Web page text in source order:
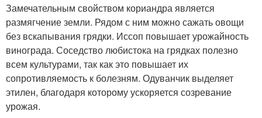
Замечательным свойством кориандра является
размягчение земли. Рядом с ним можно сажать овощи
без вскапывания грядки. Иссоп повышает урожайность
винограда. Соседство любистока на грядках полезно
всем культурами, так как это повышает их
сопротивляемость к болезням. Одуванчик выделяет
этилен, благодаря которому ускоряется созревание
урожая.